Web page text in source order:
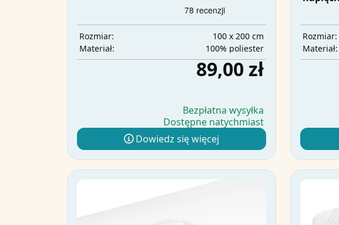
Rozmiar:
100 x 200 cm
Materiał:
100% poliester
89,00 zł
Bezpłatna wysyłka
Dostępne natychmiast
Dowiedz się więcej
Rozmiar:
Materiał: